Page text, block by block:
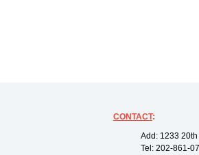
CONTACT:
Add: 1233
Tel: 202-861-